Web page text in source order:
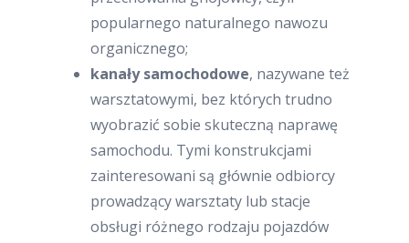
popularnego naturalnego nawozu
organicznego;
kanały samochodowe, nazywane też
warsztatowymi, bez których trudno
wyobrazić sobie skuteczną naprawę
samochodu. Tymi konstrukcjami
zainteresowani są głównie odbiorcy
prowadzący warsztaty lub stacje
obsługi różnego rodzaju pojazdów